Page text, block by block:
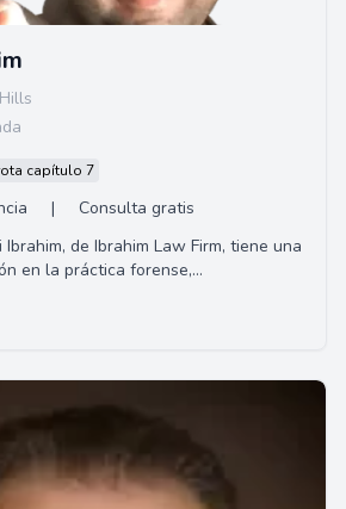
capítulo 7
|
Consulta gratis
de Ibrahim Law Firm, tiene una
en la práctica forense,